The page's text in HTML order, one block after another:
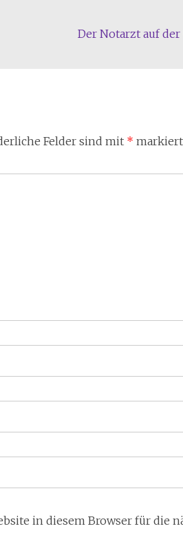
Der Notarzt auf
Felder sind mit * markiert
in diesem Browser für die